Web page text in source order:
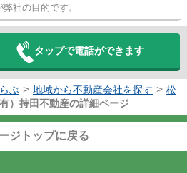
社の目的です。
タップで電話ができます
ぶ > 地域から不動産会社を探す > 松
有）持田不動産の詳細ページ
ジトップに戻る